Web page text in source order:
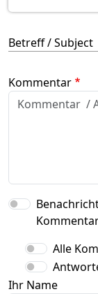
Betreff / Subject
Kommentar
Alle
Ihr Name